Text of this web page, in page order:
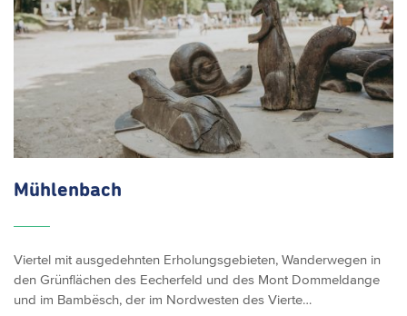
Mühlenbach
Viertel mit ausgedehnten Erholungsgebieten, Wanderwegen in
den Grünflächen des Eecherfeld und des Mont Dommeldange
und im Bambësch, der im Nordwesten des Vierte…